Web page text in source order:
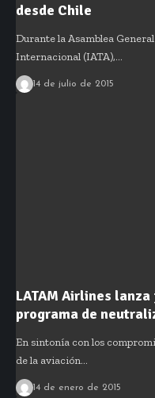
desde Chile
Durante la Asamblea
Internacional (IATA),…
14 de julio de 2015
LATAM Airlines
programa de
En sintonía con los
de la aviación…
14 de enero de 2015